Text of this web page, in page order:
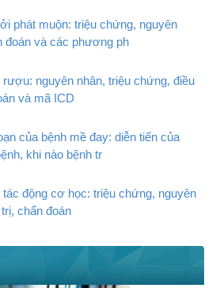
phát muộn: triệu chứng, nguyên
đoán và các phương ph
rượu: nguyên nhân, triệu chứng, điều
và mã ICD
của bệnh mề đay: diễn tiến của
khi nào bệnh tr
tác động cơ học: triệu chứng, nguyên
chẩn đoán